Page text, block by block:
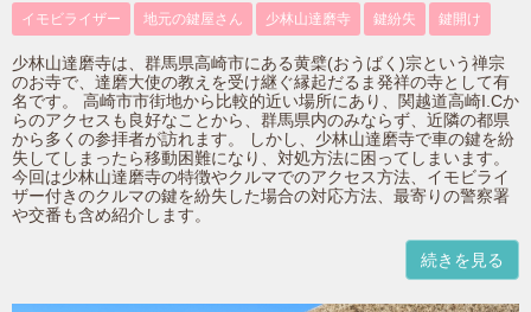
イモビライザー 地元の鍵屋さん 少林山達磨寺 鍵紛失 鍵開け
少林山達磨寺は、群馬県高崎市にある黄檗(おうばく)宗という禅宗
のお寺で、達磨大使の教えを受け継ぐ縁起だるま発祥の寺として有
名です。 高崎市市街地から比較的近い場所にあり、関越道高崎I.Cか
らのアクセスも良好なことから、群馬県内のみならず、近隣の都県
から多くの参拝者が訪れます。 しかし、少林山達磨寺で車の鍵を紛
失してしまったら移動困難になり、対処方法に困ってしまいます。
今回は少林山達磨寺の特徴やクルマでのアクセス方法、イモビライ
ザー付きのクルマの鍵を紛失した場合の対応方法、最寄りの警察署
や交番も含め紹介します。
続きを見る